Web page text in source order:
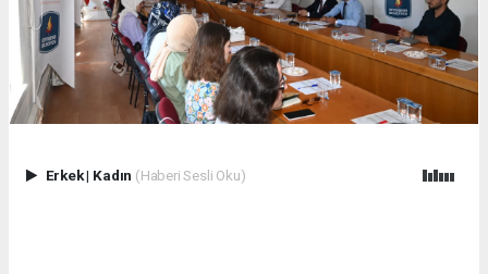
Erkek| Kadın (Haberi Sesli Oku)